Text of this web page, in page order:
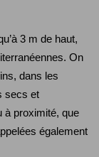
3 m de haut,
On
dans les
secs et
à proximité, que
également